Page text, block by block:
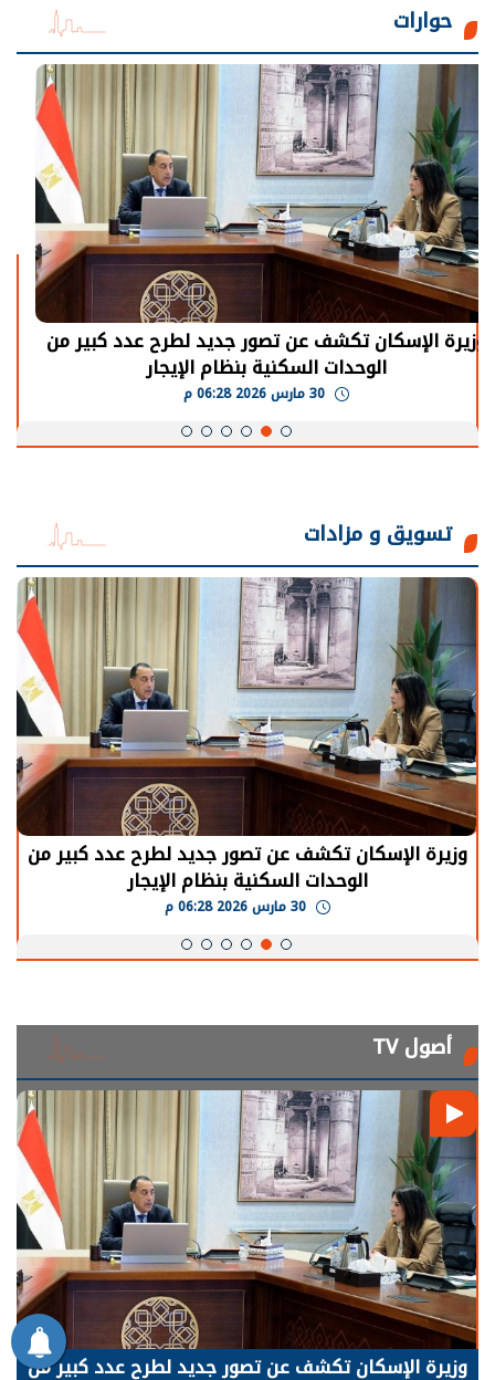
حوارات
الرئيس السيسي: توقف الأنشطة في قطاع الطاقة
يحتاج إلى سنوات لعودة معدلات الإنتاج الطبيعية
30 مارس 2026 05:08 م
تسويق و مزادات
الرئيس السيسي: توقف الأنشطة في قطاع الطاقة
يحتاج إلى سنوات لعودة معدلات الإنتاج الطبيعية
أصول TV
الرئيس السيسي: توقف الأنشطة في قطاع الطاقة